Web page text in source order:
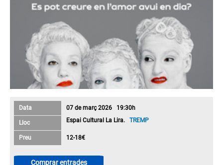
Data 07 de març 2026 19:30h
Lloc Espai Cultural La Lira.TREMP
Preu 12-18€
Comprar entrades